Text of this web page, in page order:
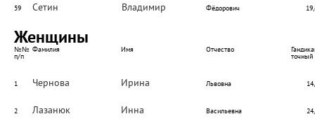
59 Сетин Владимир Фёдорович
Женщины
№№
п/п
Фамилия Имя Отчество
точный
1 Чернова Ирина Львовна
2 Лазанюк Инна Васильевна